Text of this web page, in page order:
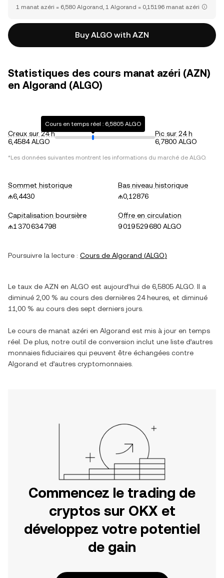
1 manat azéri = 6,580 Algorand, 1 Algorand = 0,15196 manat azéri
Buy ALGO with AZN
Statistiques des cours manat azéri (AZN)
en Algorand (ALGO)
Creux sur 24 h
6,4584 ALGO
Cours en temps réel : 6,5805 ALGO
Pic sur 24 h
6,7800 ALGO
*Les données suivantes montrent les informations du marché de ALGO.
Sommet historique
₼6,4430
Bas niveau historique
₼0,12876
Capitalisation boursière
₼1 370 634 798
Offre en circulation
9 019 529 680 ALGO
Poursuivre la lecture : Cours de Algorand (ALGO)
Le taux de AZN en ALGO est aujourd’hui de 6,5805 ALGO . Il a
diminué 2,00 % au cours des dernières 24 heures, et diminué
11,00 % au cours des sept derniers jours.
Le cours de manat azéri en Algorand est mis à jour en temps
réel. De plus, notre outil de conversion inclut une liste d’autres
monnaies fiduciaires qui peuvent être échangées contre
Algorand et d’autres cryptomonnaies.
Commencez le trading de
cryptos sur OKX et
développez votre potentiel
de gain